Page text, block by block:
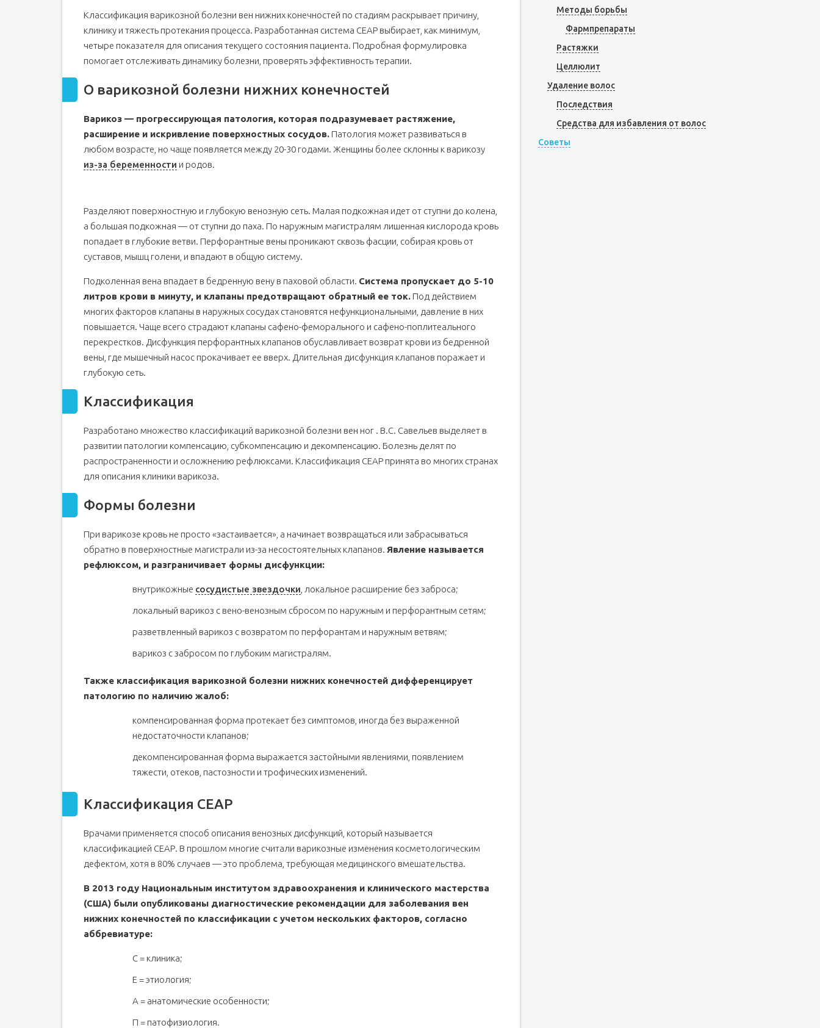
Классификация варикозной болезни вен нижних конечностей по стадиям раскрывает причину,
клинику и тяжесть протекания процесса. Разработанная система CEAP выбирает, как минимум,
четыре показателя для описания текущего состояния пациента. Подробная формулировка
помогает отслеживать динамику болезни, проверять эффективность терапии.
О варикозной болезни нижних конечностей
Варикоз — прогрессирующая патология, которая подразумевает растяжение,
расширение и искривление поверхностных сосудов. Патология может развиваться в
любом возрасте, но чаще появляется между 20-30 годами. Женщины более склонны к варикозу
из-за беременности и родов.
Разделяют поверхностную и глубокую венозную сеть. Малая подкожная идет от ступни до колена,
а большая подкожная — от ступни до паха. По наружным магистралям лишенная кислорода кровь
попадает в глубокие ветви. Перфорантные вены проникают сквозь фасции, собирая кровь от
суставов, мышц голени, и впадают в общую систему.
Подколенная вена впадает в бедренную вену в паховой области. Система пропускает до 5-10
литров крови в минуту, и клапаны предотвращают обратный ее ток. Под действием
многих факторов клапаны в наружных сосудах становятся нефункциональными, давление в них
повышается. Чаще всего страдают клапаны сафено-феморального и сафено-поплитеального
перекрестков. Дисфункция перфорантных клапанов обуславливает возврат крови из бедренной
вены, где мышечный насос прокачивает ее вверх. Длительная дисфункция клапанов поражает и
глубокую сеть.
Классификация
Разработано множество классификаций варикозной болезни вен ног . В.С. Савельев выделяет в
развитии патологии компенсацию, субкомпенсацию и декомпенсацию. Болезнь делят по
распространенности и осложнению рефлюксами. Классификация CEAP принята во многих странах
для описания клиники варикоза.
Формы болезни
При варикозе кровь не просто «застаивается», а начинает возвращаться или забрасываться
обратно в поверхностные магистрали из-за несостоятельных клапанов. Явление называется
рефлюксом, и разграничивает формы дисфункции:
внутрикожные сосудистые звездочки , локальное расширение без заброса;
локальный варикоз с вено-венозным сбросом по наружным и перфорантным сетям;
разветвленный варикоз с возвратом по перфорантам и наружным ветвям;
варикоз с забросом по глубоким магистралям.
Также классификация варикозной болезни нижних конечностей дифференцирует
патологию по наличию жалоб:
компенсированная форма протекает без симптомов, иногда без выраженной
недостаточности клапанов;
декомпенсированная форма выражается застойными явлениями, появлением
тяжести, отеков, пастозности и трофических изменений.
Классификация СЕАР
Врачами применяется способ описания венозных дисфункций, который называется
классификацией СЕАР. В прошлом многие считали варикозные изменения косметологическим
дефектом, хотя в 80% случаев — это проблема, требующая медицинского вмешательства.
В 2013 году Национальным институтом здравоохранения и клинического мастерства
(США) были опубликованы диагностические рекомендации для заболевания вен
нижних конечностей по классификации с учетом нескольких факторов, согласно
аббревиатуре:
С = клиника;
Е = этиология;
А = анатомические особенности;
П = патофизиология.
Методы борьбы
Фармпрепараты
Растяжки
Целлюлит
Удаление волос
Последствия
Средства для избавления от волос
Советы